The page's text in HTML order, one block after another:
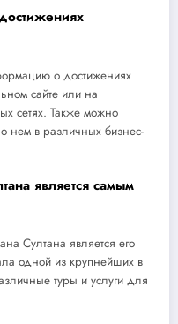
о достижениях
сайте или на
сетях. Также можно
нем в различных бизнес-
является самым
Султана является его
одной из крупнейших в
туры и услуги для